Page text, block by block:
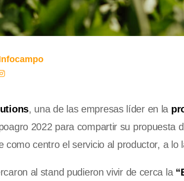
, una de las empresas líder en la
2022 para compartir su propuesta
como centro el servicio al productor, a lo
al stand pudieron vivir de cerca la